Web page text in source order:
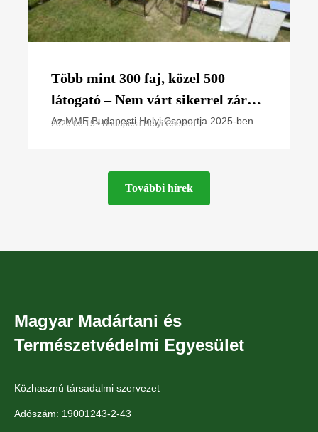
Több mint 300 faj, közel 500
látogató – Nem várt sikerrel zárult
a Budapesti Helyi Csoport 1.
Az MME Budapesti Helyi Csoportja 2025-ben
2026.06.15 • Budapesti Helyi Csoport
További hírek
Magyar Madártani és
Természetvédelmi Egyesület
Közhasznú társadalmi szervezet
Adószám: 19001243-2-43